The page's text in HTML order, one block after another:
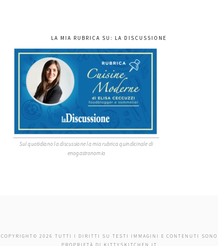
LA MIA RUBRICA SU: LA DISCUSSIONE
Sul quotidiano la discussione la mia rubrica quindicinale di
enogastronomia
COPYRIGHT© 2026 TUTTI I DIRITTI SU TESTI IMMAGINI E CONTENUTI SONO
PROPRIETÀ DI KITTYSKITCHEN.IT